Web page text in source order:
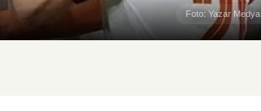
Foto: Yazar Medya